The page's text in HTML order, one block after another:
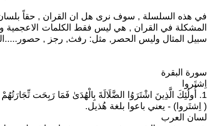
في هذه السلسلة , سوف نرى هل ان القران , حقاً
سبيل المثال وليس الحصر, مثل: رفث, رجز ,
سورة البقرة
اِشتَروا
1. أُولَٰئِكَ الَّذِينَ اشْتَرَوُا الضَّلَالَةَ بِالْهُدَىٰ فَمَا رَبِحَت تِّجَارَتُهُمْ وَمَا كَانُوا مُهْتَدِينَ (16)
( اِشتَروا) - يعني باعوا بلغة هُذيل.
لسان العرب